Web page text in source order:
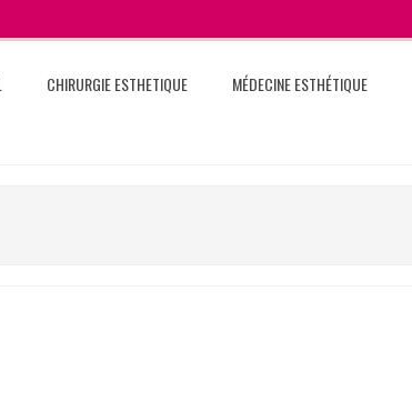
CHIRURGIE ESTHETIQUE MÉDECINE ESTHÉTIQUE